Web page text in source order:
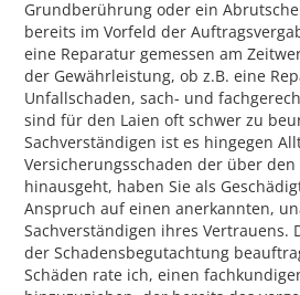
Grundberührung oder ein
bereits im Vorfeld der
eine Reparatur gemessen am
der Gewährleistung, ob z.B. eine
Unfallschaden, sach- und
sind für den Laien oft schwer zu
Sachverständigen ist es hingegen
Versicherungsschaden der über
hinausgeht, haben Sie als
Anspruch auf einen anerkannten,
Sachverständigen ihres Vertrauens.
der Schadensbegutachtung
Schäden rate ich, einen